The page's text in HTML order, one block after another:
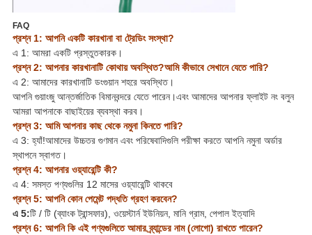
FAQ
প্রশ্ন 1: আপনি একটি কারখানা বা ট্রেডিং সংস্থা?
এ 1: আমরা একটি প্রস্তুতকারক।
প্রশ্ন 2: আপনার কারখানাটি কোথায় অবস্থিত?আমি কীভাবে সেখানে যেতে পারি?
এ 2: আমাদের কারখানাটি ডংগুয়ান শহরে অবস্থিত।
আপনি গুয়াংজু আন্তর্জাতিক বিমানবন্দরে যেতে পারেন।এবং আমাদের আপনার ফ্লাইট নং বলুন
আমরা আপনাকে বাছাইয়ের ব্যবস্থা করব।
প্রশ্ন 3: আমি আপনার কাছ থেকে নমুনা কিনতে পারি?
এ 3: হ্যাঁ!আমাদের উচ্চতর গুণমান এবং পরিষেবাদিগুলি পরীক্ষা করতে আপনি নমুনা অর্ডার
স্থাপনে স্বাগত।
প্রশ্ন 4: আপনার ওয়্যারেন্টি কী?
এ 4: সমস্ত পণ্যগুলির 12 মাসের ওয়্যারেন্টি থাকবে
প্রশ্ন 5: আপনি কোন পেমেন্ট পদ্ধতি গ্রহণ করবেন?
এ 5:টি / টি (ব্যাংক ট্রান্সফার), ওয়েস্টার্ন ইউনিয়ন, মানি গ্রাম, পেপাল ইত্যাদি
প্রশ্ন 6: আপনি কি এই পণ্যগুলিতে আমার ব্র্যান্ডের নাম (লোগো) রাখতে পারেন?